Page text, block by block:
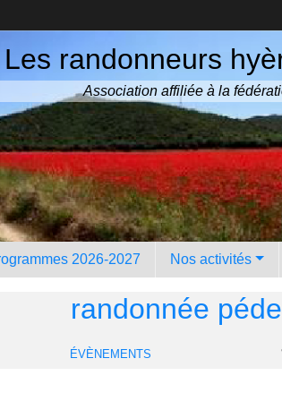
Les randonneurs
Association affiliée à la
2026-2027 Nos activités
randonnée
ÉVÈNEMENTS